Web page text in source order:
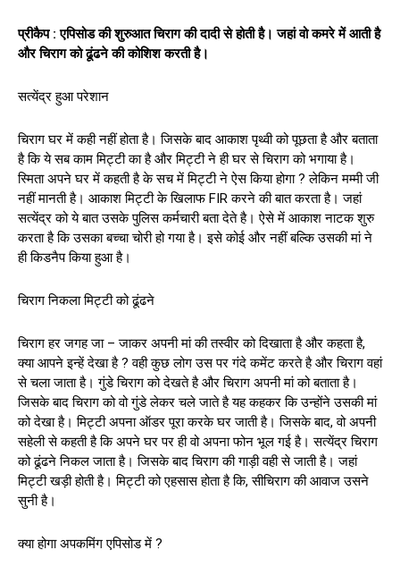
प्रीकैप : एपिसोड की शुरुआत चिराग की दादी से होती है। जहां वो कमरे में आती है
और चिराग को ढूंढने की कोशिश करती है।
सत्येंद्र हुआ परेशान
चिराग घर में कही नहीं होता है। जिसके बाद आकाश पृथ्वी को पूछता है और बताता
है कि ये सब काम मिट्टी का है और मिट्टी ने ही घर से चिराग को भगाया है।
स्मिता अपने घर में कहती है के सच में मिट्टी ने ऐस किया होगा ? लेकिन मम्मी जी
नहीं मानती है। आकाश मिट्टी के खिलाफ FIR करने की बात करता है। जहां
सत्येंद्र को ये बात उसके पुलिस कर्मचारी बता देते है। ऐसे में आकाश नाटक शुरु
करता है कि उसका बच्चा चोरी हो गया है। इसे कोई और नहीं बल्कि उसकी मां ने
ही किडनैप किया हुआ है।
चिराग निकला मिट्टी को ढूंढने
चिराग हर जगह जा – जाकर अपनी मां की तस्वीर को दिखाता है और कहता है,
क्या आपने इन्हें देखा है ? वही कुछ लोग उस पर गंदे कमेंट करते है और चिराग वहां
से चला जाता है। गुंडे चिराग को देखते है और चिराग अपनी मां को बताता है।
जिसके बाद चिराग को वो गुंडे लेकर चले जाते है यह कहकर कि उन्होंने उसकी मां
को देखा है। मिट्टी अपना ऑडर पूरा करके घर जाती है। जिसके बाद, वो अपनी
सहेली से कहती है कि अपने घर पर ही वो अपना फोन भूल गई है। सत्येंद्र चिराग
को ढूंढने निकल जाता है। जिसके बाद चिराग की गाड़ी वही से जाती है। जहां
मिट्टी खड़ी होती है। मिट्टी को एहसास होता है कि, सीचिराग की आवाज उसने
सुनी है।
क्या होगा अपकमिंग एपिसोड में ?